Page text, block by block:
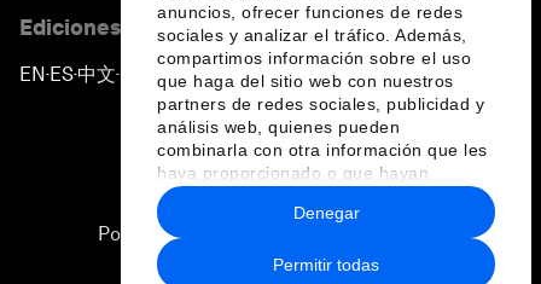
anuncios, ofrecer funciones de redes
sociales y analizar el tráfico. Además,
compartimos información sobre el uso
que haga del sitio web con nuestros
partners de redes sociales, publicidad y
análisis web, quienes pueden
combinarla con otra información que les
haya proporcionado o que hayan
recopilado a partir del uso que haya
hecho de sus servicios.
Permitir todas
Denegar
Ediciones en otros idiomas
EN ▪ES▪中文▪ 日本語
Política de privacidad y normas de uso
Sitemap